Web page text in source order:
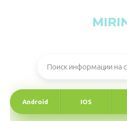
Android IOS